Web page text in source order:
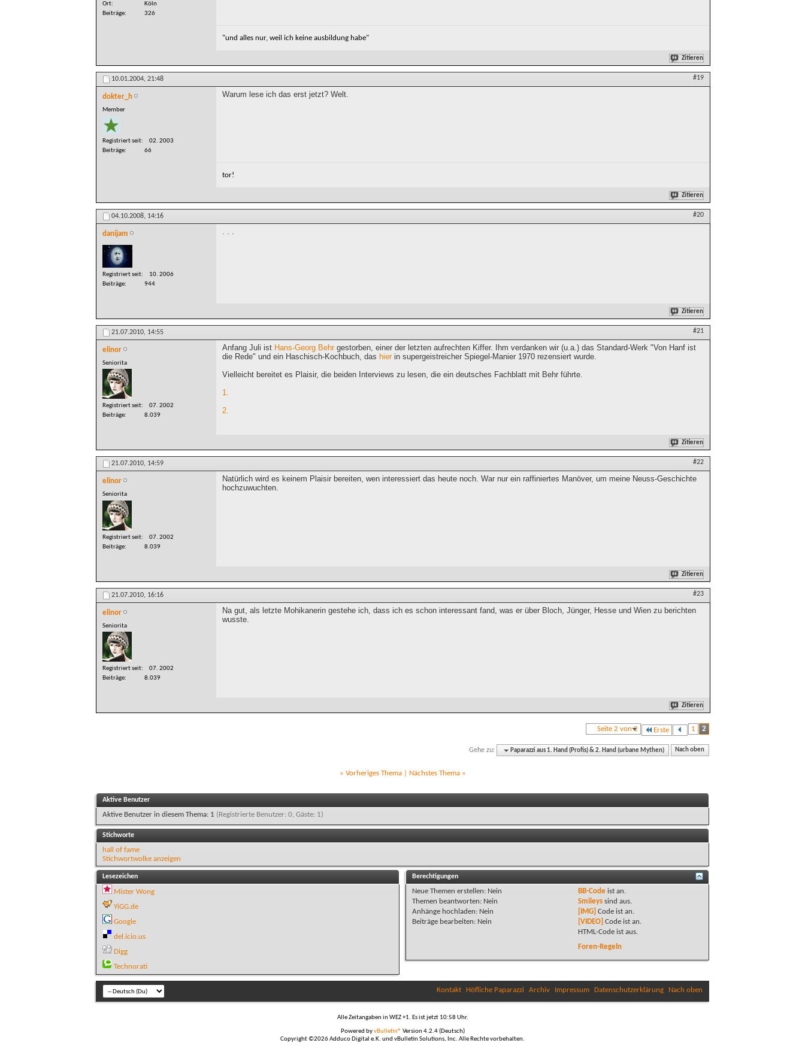
Ort
Köln
Beiträge
326
"und alles nur, weil ich keine ausbildung habe"
Zitieren
10.01.2004, 21:48 #19
dokter_h
Member
Registriert seit
02. 2003
Beiträge
66
Warum lese ich das erst jetzt? Welt.
tor!
Zitieren
04.10.2008, 14:16 #20
danijam
Registriert seit
10. 2006
Beiträge
944
Zitieren
21.07.2010, 14:55 #21
elinor
Seniorita
Registriert seit
07. 2002
Beiträge
8.039
Anfang Juli ist Hans-Georg Behr gestorben, einer der letzten aufrechten Kiffer. Ihm verdanken wir (u.a.) das Standard-Werk "Von Hanf ist
die Rede" und ein Haschisch-Kochbuch, das hier in supergeistreicher Spiegel-Manier 1970 rezensiert wurde.
Vielleicht bereitet es Plaisir, die beiden Interviews zu lesen, die ein deutsches Fachblatt mit Behr führte.
1.
2.
Zitieren
21.07.2010, 14:59 #22
elinor
Seniorita
Registriert seit
07. 2002
Beiträge
8.039
Natürlich wird es keinem Plaisir bereiten, wen interessiert das heute noch. War nur ein raffiniertes Manöver, um meine Neuss-Geschichte
hochzuwuchten.
Zitieren
21.07.2010, 16:16 #23
elinor
Seniorita
Registriert seit
07. 2002
Beiträge
8.039
Na gut, als letzte Mohikanerin gestehe ich, dass ich es schon interessant fand, was er über Bloch, Jünger, Hesse und Wien zu berichten
wusste.
Zitieren
Seite 2 von 2 Erste 1 2
Gehe zu: Paparazzi aus 1. Hand (Profis) & 2. Hand (urbane Mythen) Nach oben
« Vorheriges Thema| Nächstes Thema »
Aktive Benutzer
Aktive Benutzer in diesem Thema: 1 (Registrierte Benutzer: 0, Gäste: 1)
Stichworte
hall of fame
Stichwortwolke anzeigen
Lesezeichen
Mister Wong
YiGG.de
Google
del.icio.us
Digg
Technorati
Berechtigungen
Neue Themen erstellen: Nein
Themen beantworten: Nein
Anhänge hochladen: Nein
Beiträge bearbeiten: Nein
BB-Codeist an
Smileyssind aus.
[IMG] Code ist an
[VIDEO] Code ist an
HTML-Code ist aus.
Foren-Regeln
Kontakt Höfliche Paparazzi Archiv Impressum Datenschutzerklärung Nach oben
Alle Zeitangaben in WEZ +1. Es ist jetzt 10:58 Uhr.
Powered byvBulletin® Version 4.2.4 (Deutsch)
Copyright ©2026 Adduco Digital e.K. und vBulletin Solutions, Inc. Alle Rechte vorbehalten.